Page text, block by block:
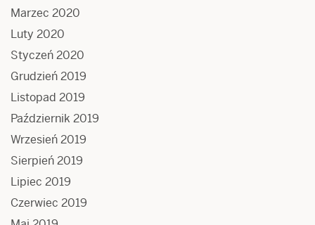
Marzec 2020
Luty 2020
Styczeń 2020
Grudzień 2019
Listopad 2019
Październik 2019
Wrzesień 2019
Sierpień 2019
Lipiec 2019
Czerwiec 2019